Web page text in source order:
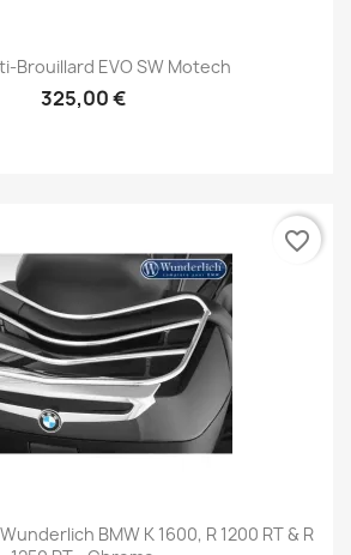
Brouillard EVO SW Motech
325,00 €
BMW K 1600, R 1200 RT & R
favorite_border